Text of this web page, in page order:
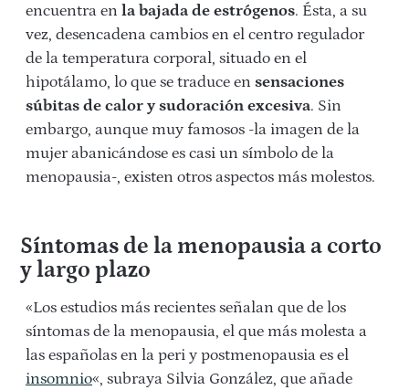
encuentra en la bajada de estrógenos. Ésta, a su
vez, desencadena cambios en el centro regulador
de la temperatura corporal, situado en el
hipotálamo, lo que se traduce en sensaciones
súbitas de calor y sudoración excesiva. Sin
embargo, aunque muy famosos -la imagen de la
mujer abanicándose es casi un símbolo de la
menopausia-, existen otros aspectos más molestos.
Síntomas de la menopausia a corto
y largo plazo
«Los estudios más recientes señalan que de los
síntomas de la menopausia, el que más molesta a
las españolas en la peri y postmenopausia es el
insomnio«, subraya Silvia González, que añade